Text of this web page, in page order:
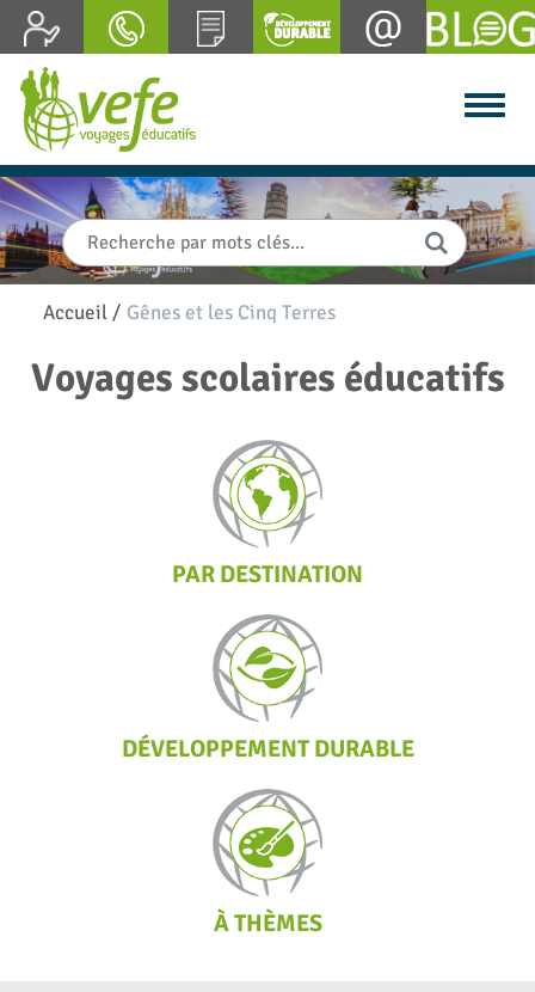
Accueil/ Gênes et les Cinq Terres
Voyages scolaires éducatifs
PAR DESTINATION
DÉVELOPPEMENT DURABLE
À THÈMES